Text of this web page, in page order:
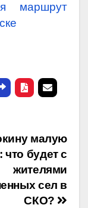
маршрут
малую
что будет с
жителями
сел в
СКО?